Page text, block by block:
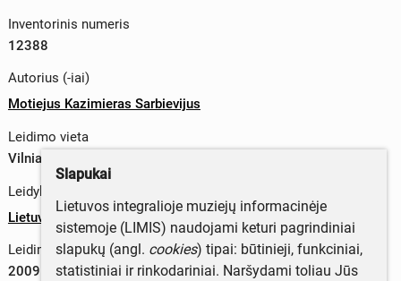
Inventorinis numeris
12388
Autorius (-iai)
Motiejus Kazimieras Sarbievijus
Leidimo vieta
Vilniaus m. sav., Lietuva
Leidykla
Lietuvių literatūros ir tautosakos institutas
Leidimo metai
2009 m.
Slapukai
Lietuvos integralioje muziejų informacinėje
sistemoje (LIMIS) naudojami keturi pagrindiniai
slapukų (angl. cookies) tipai: būtinieji, funkciniai,
statistiniai ir rinkodariniai. Naršydami toliau Jūs